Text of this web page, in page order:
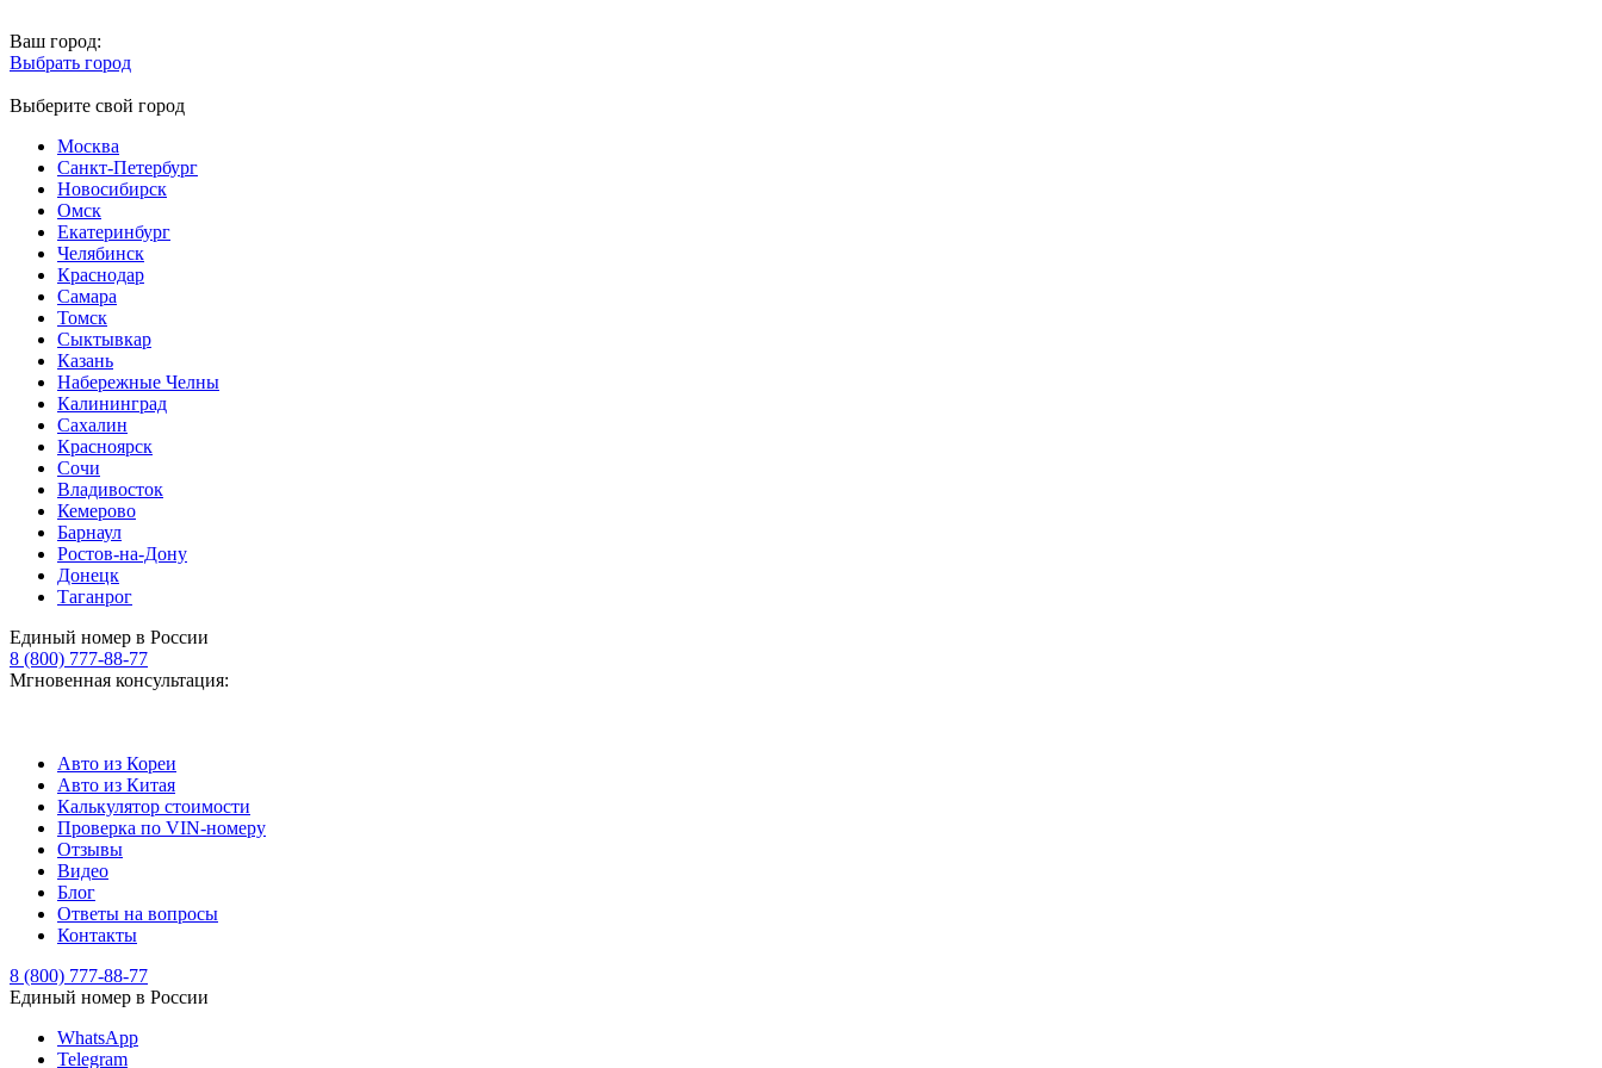
Ваш город:
Выбрать город
Выберите свой город
Москва
Санкт-Петербург
Новосибирск
Омск
Екатеринбург
Челябинск
Краснодар
Самара
Томск
Сыктывкар
Казань
Набережные Челны
Калининград
Сахалин
Красноярск
Сочи
Владивосток
Кемерово
Барнаул
Ростов-на-Дону
Донецк
Таганрог
Единый номер в России
8 (800) 777-88-77
Мгновенная консультация:
Авто из Кореи
Авто из Китая
Калькулятор стоимости
Проверка по VIN-номеру
Отзывы
Видео
Блог
Ответы на вопросы
Контакты
8 (800) 777-88-77
Единый номер в России
WhatsApp
Telegram